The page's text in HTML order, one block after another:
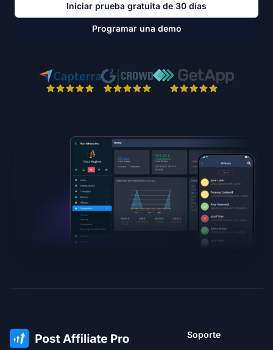
Iniciar prueba gratuita de 30 días
Programar una demo
Soporte